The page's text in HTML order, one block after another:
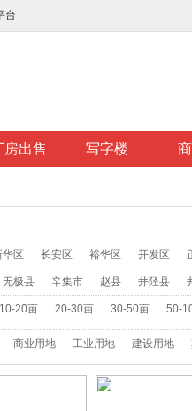
台
房出售 写字楼
华区 长安区 裕华区 开发区
无极县 辛集市 赵县 井陉县
10-20亩 20-30亩 30-50亩 50-
商业用地 工业用地 建设用地